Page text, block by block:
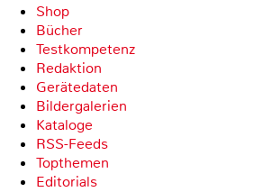
Shop
Bücher
Testkompetenz
Redaktion
Gerätedaten
Bildergalerien
Kataloge
RSS-Feeds
Topthemen
Editorials